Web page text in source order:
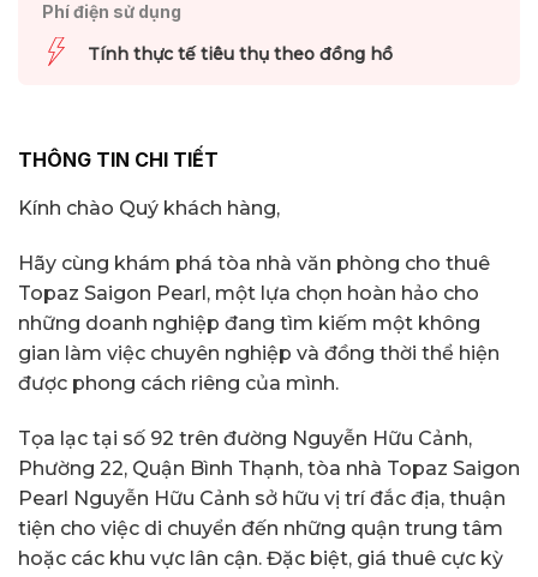
Phí điện sử dụng
Tính thực tế tiêu thụ theo đồng hồ
THÔNG TIN CHI TIẾT
Kính chào Quý khách hàng,
Hãy cùng khám phá tòa nhà văn phòng cho thuê
Topaz Saigon Pearl, một lựa chọn hoàn hảo cho
những doanh nghiệp đang tìm kiếm một không
gian làm việc chuyên nghiệp và đồng thời thể hiện
được phong cách riêng của mình.
Tọa lạc tại số 92 trên đường Nguyễn Hữu Cảnh,
Phường 22, Quận Bình Thạnh, tòa nhà Topaz Saigon
Pearl Nguyễn Hữu Cảnh sở hữu vị trí đắc địa, thuận
tiện cho việc di chuyển đến những quận trung tâm
hoặc các khu vực lân cận. Đặc biệt, giá thuê cực kỳ